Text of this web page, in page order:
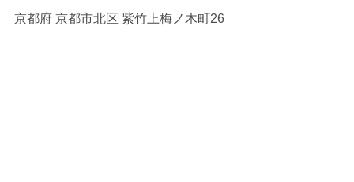
京都府 京都市北区 紫竹上梅ノ木町26